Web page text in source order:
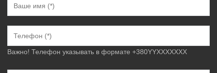
Важно! Телефон указывать в формате +380YYXXXXXXX